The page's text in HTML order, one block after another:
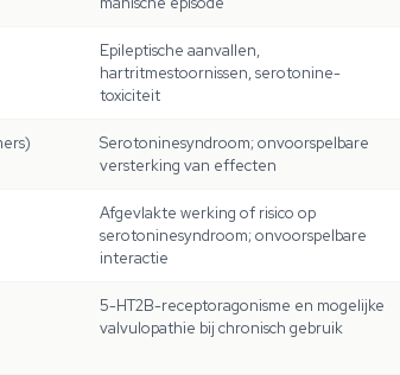
Epileptische aanvallen,
hartritmestoornissen, serotonine-
toxiciteit
Serotoninesyndroom; onvoorspelbare
versterking van effecten
Afgevlakte werking of risico op
serotoninesyndroom; onvoorspelbare
interactie
5-HT2B-receptoragonisme en mogelijke
valvulopathie bij chronisch gebruik